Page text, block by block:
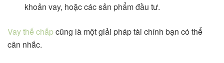
khoản vay, hoặc các sản phẩm đầu tư.
Vay thế chấpcũng là một giải pháp tài chính bạn có thể
cân nhắc.